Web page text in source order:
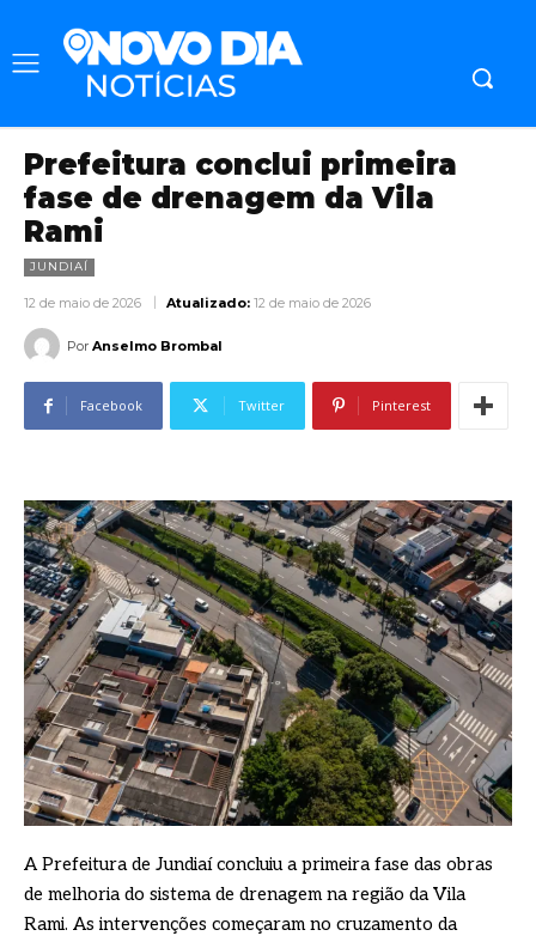
Prefeitura conclui primeira
fase de drenagem da Vila
Rami
JUNDIAÍ
12 de maio de 2026 Atualizado: 12 de maio de 2026
Por Anselmo Brombal
Facebook Twitter Pinterest
A Prefeitura de Jundiaí concluiu a primeira fase das obras
de melhoria do sistema de drenagem na região da Vila
Rami. As intervenções começaram no cruzamento da